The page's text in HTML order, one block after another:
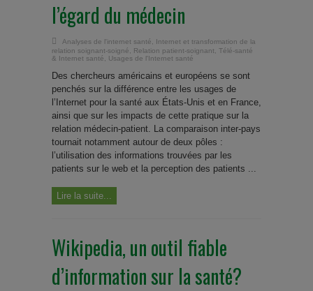
l’égard du médecin
Analyses de l'internet santé
Internet et transformation de la
relation soignant-soigné
Relation patient-soignant
Télé-santé
& Internet santé
Usages de l'Internet santé
Des chercheurs américains et européens se sont
penchés sur la différence entre les usages de
l’Internet pour la santé aux États-Unis et en France,
ainsi que sur les impacts de cette pratique sur la
relation médecin-patient. La comparaison inter-pays
tournait notamment autour de deux pôles :
l’utilisation des informations trouvées par les
patients sur le web et la perception des patients ...
Lire la suite...
Wikipedia, un outil fiable
d’information sur la santé?